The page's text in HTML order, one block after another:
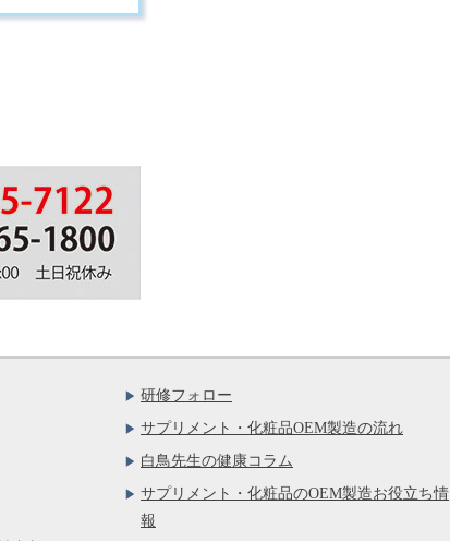
研修フォロー
サプリメント・化粧品OEM製造の流れ
白鳥先生の健康コラム
サプリメント・化粧品のOEM製造お役立ち情
報